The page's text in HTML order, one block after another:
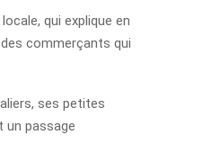
qui explique en
commerçants qui
ses petites
un passage